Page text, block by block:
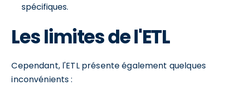
spécifiques.
Les limites de l'ETL
Cependant, l'ETL présente également quelques
inconvénients :